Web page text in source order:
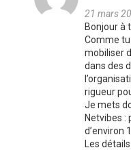
21 mars
Bonjour à
Comme tu
mobiliser
dans des
rigueur
Je mets
Netvibes :
d’environ
Les